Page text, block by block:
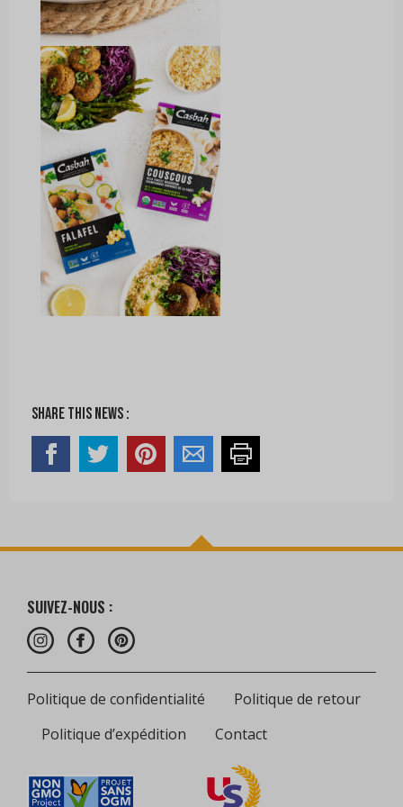
Share this news :
SUIVEZ-NOUS :
Politique de confidentialité
Politique de retour
Politique d’expédition
Contact